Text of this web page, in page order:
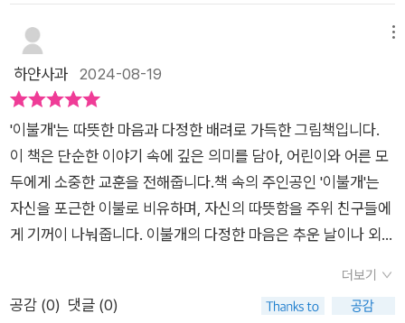
자는 『터널의 날들』 『나의 동네』 『조용한 세계』에서 우리가 그냥
스쳐 지나갈 법한 공간과 존재를 향한 작가만의 시선, 그리고 특
유의 개성과 에너지 넘치는 그림을 보여주었습니다. 마음이 따뜻
해지는 그림을 늘 좋아하고 언제나 아이들의 세계를 궁금해하는
쓸한 날에도 이불개의 털을 덮고는 모두가 따뜻해 집니다. 그런데
누군가 이불개를 향해 한 걸음, 한 걸음 다가옵니다. 이불개가 떨
이 밀린다면 어쩌죠? 마음이 따뜻해 지는 작품 이불개를 통해 전
달하고자 하는 마음은 상대방을 도와주고 배려하고 이해하는 따
뜻한 마음일 것입니다. 저는 토토라는 이름의 까만 개를 키워
요. 이제 나이가 들어서 허리도 굽고 눈도 침침한 할아버가 되었
지요. 이불개 속 까만 개는 토토를 모델로 그렸어요. 토토는 털이
하얀사과 2024-08-19
'이불개'는 따뜻한 마음과 다정한 배려로 가득한 그림책입니다.
이 책은 단순한 이야기 속에 깊은 의미를 담아, 어린이와 어른 모
두에게 소중한 교훈을 전해줍니다.책 속의 주인공인 '이불개'는
자신을 포근한 이불로 비유하며, 자신의 따뜻함을 주위 친구들에
게 기꺼이 나눠줍니다. 이불개의 다정한 마음은 추운 날이나 외로
저는 이불개의 따뜻하고 배려심 깊은 마음이 얼마나 귀중한 것인
지 느낄 수 있었습니다. 이불개는 단지 자신의 따뜻함을 나누는
더보기
공감 (0) 댓글 (0)